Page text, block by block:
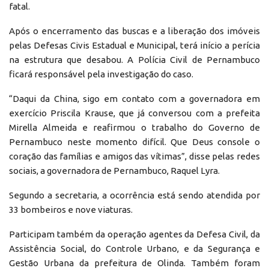
fatal.
Após o encerramento das buscas e a liberação dos imóveis
pelas Defesas Civis Estadual e Municipal, terá início a perícia
na estrutura que desabou. A Polícia Civil de Pernambuco
ficará responsável pela investigação do caso.
“Daqui da China, sigo em contato com a governadora em
exercício Priscila Krause, que já conversou com a prefeita
Mirella Almeida e reafirmou o trabalho do Governo de
Pernambuco neste momento difícil. Que Deus console o
coração das famílias e amigos das vítimas”, disse pelas redes
sociais, a governadora de Pernambuco, Raquel Lyra.
Segundo a secretaria, a ocorrência está sendo atendida por
33 bombeiros e nove viaturas.
Participam também da operação agentes da Defesa Civil, da
Assistência Social, do Controle Urbano, e da Segurança e
Gestão Urbana da prefeitura de Olinda. Também foram